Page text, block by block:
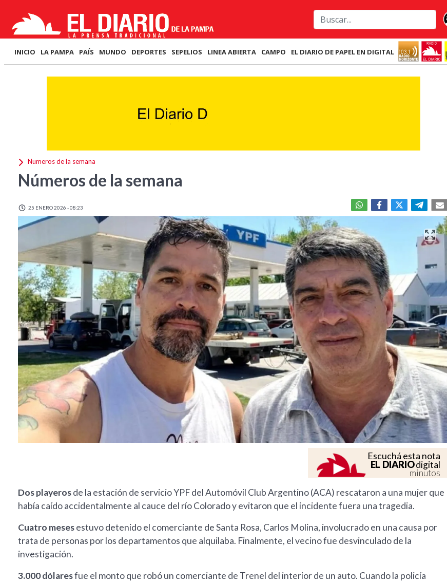
INICIO LA PAMPA PAÍS MUNDO DEPORTES SEPELIOS LINEA ABIERTA CAMPO EL DIARIO DE PAPEL EN DIGITAL
Numeros de la semana
Números de la semana
25 ENERO 2026 - 08:23
Escuchá esta nota
EL DIARIOdigital
minutos
Dos playerosde la estación de servicio YPF del Automóvil Club Argentino (ACA) rescataron a una mujer que
había caído accidentalmente al cauce del río Colorado y evitaron que el incidente fuera una tragedia.
Cuatro mesesestuvo detenido el comerciante de Santa Rosa, Carlos Molina, involucrado en una causa por
trata de personas por los departamentos que alquilaba. Finalmente, el vecino fue desvinculado de la
investigación.
3.000 dólaresfue el monto que robó un comerciante de Trenel del interior de un auto. Cuando la policía